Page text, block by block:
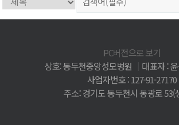
PC버전으로 보기
상호: 동두천중앙성모병원 │대표자 :
사업자번호 : 127-91-27170
주소: 경기도 동두천시 동광로 53(